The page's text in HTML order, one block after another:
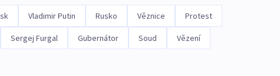
Vladimir Putin Rusko Věznice Protest
Sergej Furgal Gubernátor Soud Vězení